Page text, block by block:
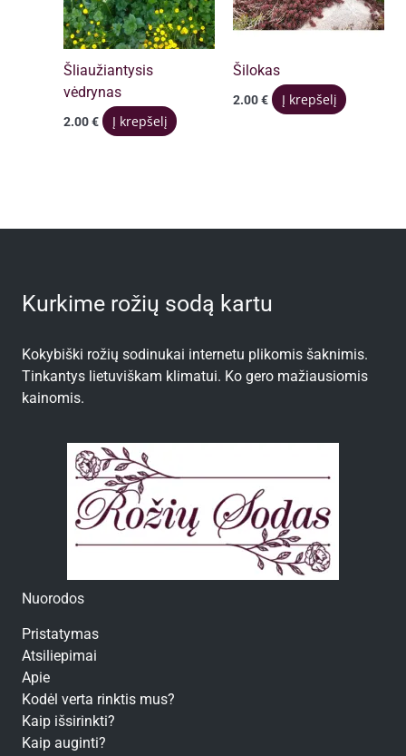
Šliaužiantysis
vėdrynas
2.00€ Į krepšelį
Šilokas
2.00€ Į krepšelį
Kurkime rožių sodą kartu
Kokybiški rožių sodinukai internetu plikomis šaknimis.
Tinkantys lietuviškam klimatui. Ko gero mažiausiomis
kainomis.
Nuorodos
Pristatymas
Atsiliepimai
Apie
Kodėl verta rinktis mus?
Kaip išsirinkti?
Kaip auginti?